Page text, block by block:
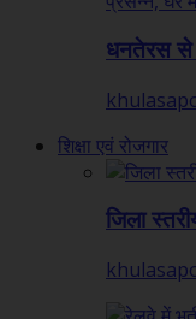
धनतेरस से
शिक्षा एवं रोजगार
जिला